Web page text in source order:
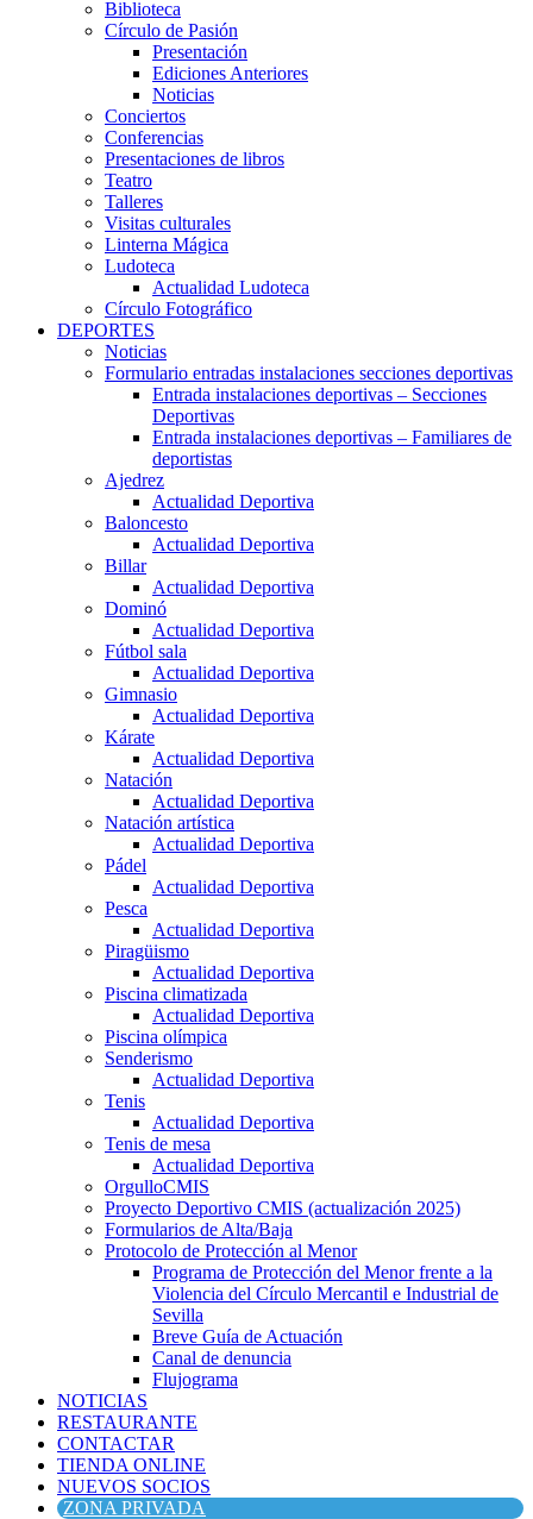
Biblioteca
Círculo de Pasión
Presentación
Ediciones Anteriores
Noticias
Conciertos
Conferencias
Presentaciones de libros
Teatro
Talleres
Visitas culturales
Linterna Mágica
Ludoteca
Actualidad Ludoteca
Círculo Fotográfico
DEPORTES
Noticias
Formulario entradas instalaciones secciones deportivas
Entrada instalaciones deportivas – Secciones
Deportivas
Entrada instalaciones deportivas – Familiares de
deportistas
Ajedrez
Actualidad Deportiva
Baloncesto
Actualidad Deportiva
Billar
Actualidad Deportiva
Dominó
Actualidad Deportiva
Fútbol sala
Actualidad Deportiva
Gimnasio
Actualidad Deportiva
Kárate
Actualidad Deportiva
Natación
Actualidad Deportiva
Natación artística
Actualidad Deportiva
Pádel
Actualidad Deportiva
Pesca
Actualidad Deportiva
Piragüismo
Actualidad Deportiva
Piscina climatizada
Actualidad Deportiva
Piscina olímpica
Senderismo
Actualidad Deportiva
Tenis
Actualidad Deportiva
Tenis de mesa
Actualidad Deportiva
OrgulloCMIS
Proyecto Deportivo CMIS (actualización 2025)
Formularios de Alta/Baja
Protocolo de Protección al Menor
Programa de Protección del Menor frente a la
Violencia del Círculo Mercantil e Industrial de
Sevilla
Breve Guía de Actuación
Canal de denuncia
Flujograma
NOTICIAS
RESTAURANTE
CONTACTAR
TIENDA ONLINE
NUEVOS SOCIOS
ZONA PRIVADA